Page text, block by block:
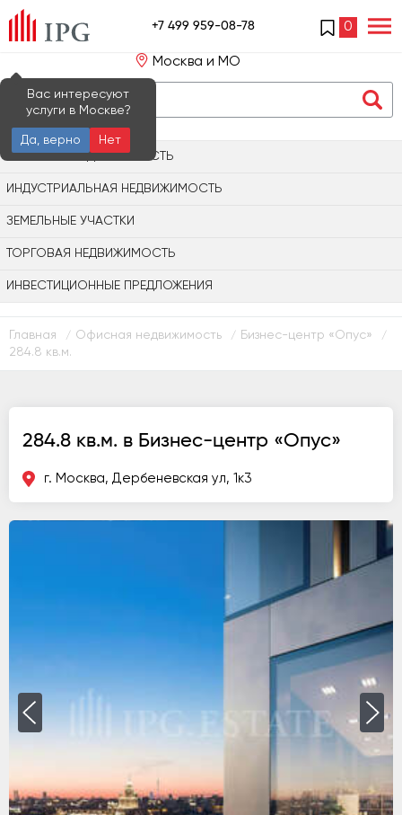
+7 499 959-08-78 0
Москва и МО
Вас интересуют
услуги в Москве?
Да, верно
Нет
ОФИСНАЯ НЕДВИЖИМОСТЬ
ИНДУСТРИАЛЬНАЯ НЕДВИЖИМОСТЬ
ЗЕМЕЛЬНЫЕ УЧАСТКИ
ТОРГОВАЯ НЕДВИЖИМОСТЬ
ИНВЕСТИЦИОННЫЕ ПРЕДЛОЖЕНИЯ
Главная / Офисная недвижимость / Бизнес-центр «Опус» /
284.8 кв.м.
284.8 кв.м. в Бизнес-центр «Опус»
г. Москва, Дербеневская ул, 1к3